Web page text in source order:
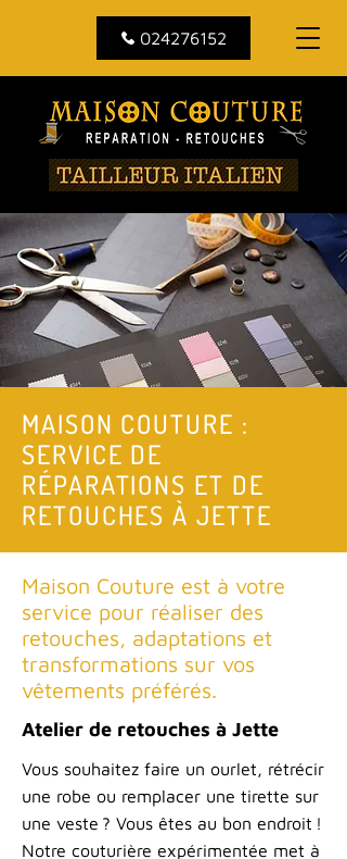
024276152
MAISON COUTURE :
SERVICE DE
RÉPARATIONS ET DE
RETOUCHES À JETTE
Maison Couture est à votre
service pour réaliser des
retouches, adaptations et
transformations sur vos
vêtements préférés.
Atelier de retouches à Jette
Vous souhaitez faire un ourlet, rétrécir
une robe ou remplacer une tirette sur
une veste ? Vous êtes au bon endroit !
Notre couturière expérimentée met à